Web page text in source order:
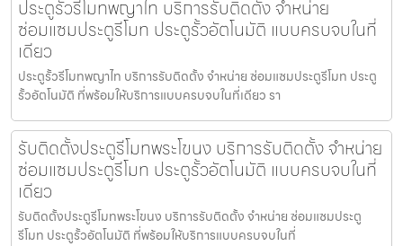
ประตูรั้วรีโมทพญาไท บริการรับติดตั้ง จำหน่าย
ซ่อมแซมประตูรีโมท ประตูรั้วอัตโนมัติ แบบครบจบในที่
เดียว
ประตูรั้วรีโมทพญาไท บริการรับติดตั้ง จำหน่าย ซ่อมแซมประตูรีโมท ประตู
รั้วอัตโนมัติ ที่พร้อมให้บริการแบบครบจบในที่เดียว รา
รับติดตั้งประตูรีโมทพระโขนง บริการรับติดตั้ง จำหน่าย
ซ่อมแซมประตูรีโมท ประตูรั้วอัตโนมัติ แบบครบจบในที่
เดียว
รับติดตั้งประตูรีโมทพระโขนง บริการรับติดตั้ง จำหน่าย ซ่อมแซมประตู
รีโมท ประตูรั้วอัตโนมัติ ที่พร้อมให้บริการแบบครบจบในที่